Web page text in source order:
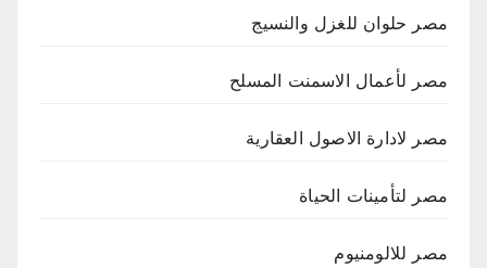
مصر حلوان للغزل والنسيج
مصر لأعمال الاسمنت المسلح
مصر لادارة الاصول العقارية
مصر لتأمينات الحياة
مصر للالومنيوم